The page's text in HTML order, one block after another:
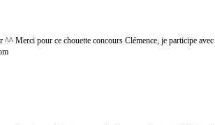
^^ Merci pour ce chouette concours Clémence, je participe